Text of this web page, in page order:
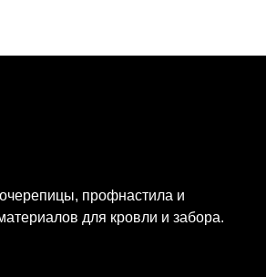
профнастила и
для кровли и забора.